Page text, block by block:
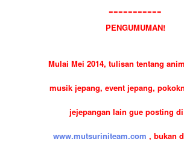
===========
PENGUMUMAN!
Mulai Mei 2014, tulisan tentang
musik jepang, event jepang,
jejepangan lain gue posting
www.mutsuriniteam.com , bukan